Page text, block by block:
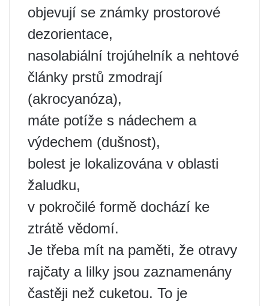
objevují se známky prostorové
dezorientace,
nasolabiální trojúhelník a nehtové
články prstů zmodrají
(akrocyanóza),
máte potíže s nádechem a
výdechem (dušnost),
bolest je lokalizována v oblasti
žaludku,
v pokročilé formě dochází ke
ztrátě vědomí.
Je třeba mít na paměti, že otravy
rajčaty a lilky jsou zaznamenány
častěji než cuketou. To je